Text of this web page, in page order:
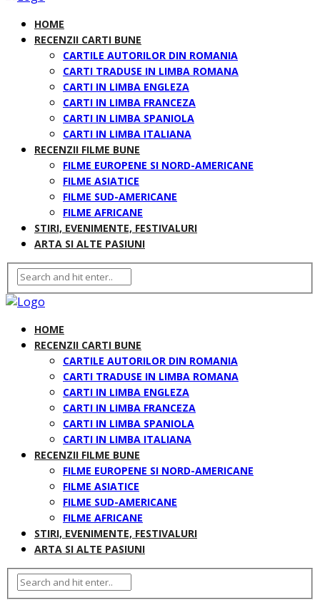
HOME
RECENZII CARTI BUNE
CARTILE AUTORILOR DIN ROMANIA
CARTI TRADUSE IN LIMBA ROMANA
CARTI IN LIMBA ENGLEZA
CARTI IN LIMBA FRANCEZA
CARTI IN LIMBA SPANIOLA
CARTI IN LIMBA ITALIANA
RECENZII FILME BUNE
FILME EUROPENE SI NORD-AMERICANE
FILME ASIATICE
FILME SUD-AMERICANE
FILME AFRICANE
STIRI, EVENIMENTE, FESTIVALURI
ARTA SI ALTE PASIUNI
HOME
RECENZII CARTI BUNE
CARTILE AUTORILOR DIN ROMANIA
CARTI TRADUSE IN LIMBA ROMANA
CARTI IN LIMBA ENGLEZA
CARTI IN LIMBA FRANCEZA
CARTI IN LIMBA SPANIOLA
CARTI IN LIMBA ITALIANA
RECENZII FILME BUNE
FILME EUROPENE SI NORD-AMERICANE
FILME ASIATICE
FILME SUD-AMERICANE
FILME AFRICANE
STIRI, EVENIMENTE, FESTIVALURI
ARTA SI ALTE PASIUNI